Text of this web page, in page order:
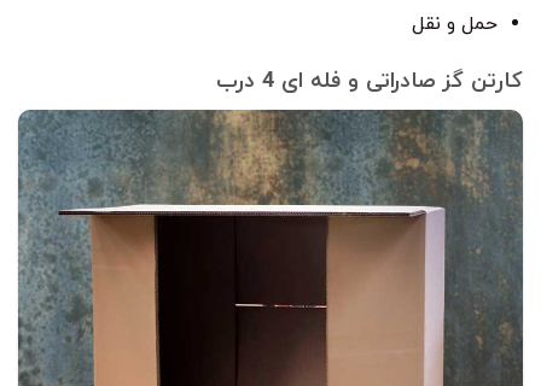
حمل و نقل
کارتن گز صادراتی و فله ای 4 درب